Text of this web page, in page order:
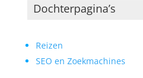
Dochterpagina’s
Reizen
SEO en Zoekmachines